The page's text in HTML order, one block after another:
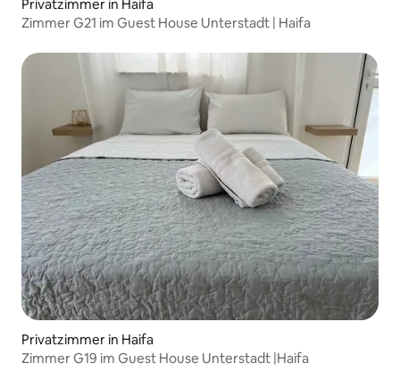
Privatzimmer in Haifa
Zimmer G21 im Guest House Unterstadt | Haifa
Privatzimmer in Haifa
Zimmer G19 im Guest House Unterstadt |Haifa